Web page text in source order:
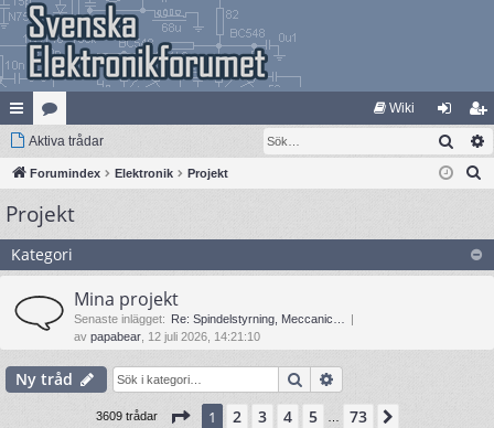
na
bb
lä
nk
ar
at
eg
ori
er
Wiki
og
ga
li
m
le
m
Aktiva trådar Sök
Forumindex Elektronik Projekt
Projekt
Kategori
Mina projekt
Senaste inlägget: Re: Spindelstyrning, Meccanic…
av papabear , 12 juli 2026, 14:21:10
Ny tråd Sök
3609 trådar Sida 1av73
1 2 3 4 5 73